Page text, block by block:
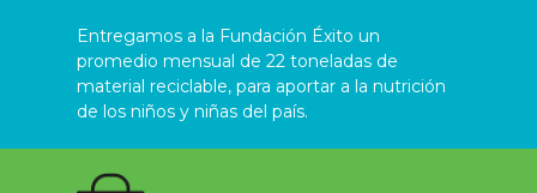
Entregamos a la Fundación Éxito un
promedio mensual de 22 toneladas de
material reciclable, para aportar a la nutrición
de los niños y niñas del país.